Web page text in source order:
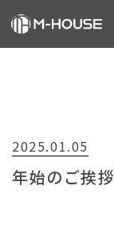
不動産事業
建築事業
2025.01.05
年始のご挨拶